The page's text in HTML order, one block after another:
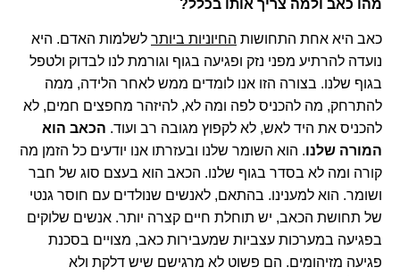
מהו כאב ולמה צריך אותו בכלל?
כאב היא אחת התחושות החיוניות ביותר לשלמות האדם. היא
נועדה להרתיע מפני נזק ופגיעה בגוף וגורמת לנו לבדוק ולטפל
בגוף שלנו. בצורה הזו אנו לומדים ממש לאחר הלידה, ממה
להתרחק, מה להכניס לפה ומה לא, להיזהר מחפצים חמים, לא
להכניס את היד לאש, לא לקפוץ מגובה רב ועוד. הכאב הוא
המורה שלנו. הוא השומר שלנו ובעזרתו אנו יודעים כל הזמן מה
קורה ומה לא בסדר בגוף שלנו. הכאב הוא בעצם סוג של חבר
ושומר. הוא למענינו. בהתאם, לאנשים שנולדים עם חוסר גנטי
של תחושת הכאב, יש תוחלת חיים קצרה יותר. אנשים שלוקים
בפגיעה במערכות עצביות שמעבירות כאב, מצויים בסכנת
פגיעה מזיהומים. הם פשוט לא מרגישם שיש דלקת ולא